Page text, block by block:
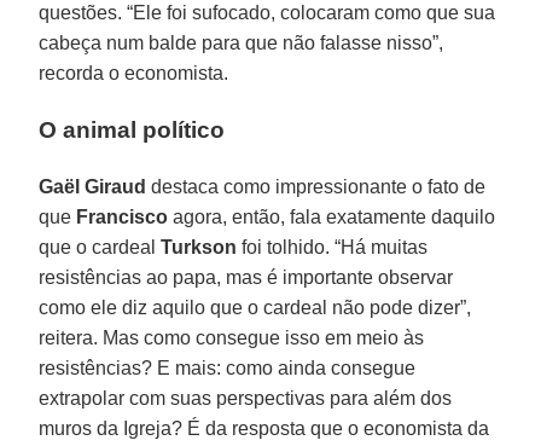
questões. “Ele foi sufocado, colocaram como que sua
cabeça num balde para que não falasse nisso”,
recorda o economista.
O animal político
Gaël Giraud destaca como impressionante o fato de
que Francisco agora, então, fala exatamente daquilo
que o cardealTurkson foi tolhido. “Há muitas
resistências ao papa, mas é importante observar
como ele diz aquilo que o cardeal não pode dizer”,
reitera. Mas como consegue isso em meio às
resistências? E mais: como ainda consegue
extrapolar com suas perspectivas para além dos
muros da Igreja? É da resposta que o economista da